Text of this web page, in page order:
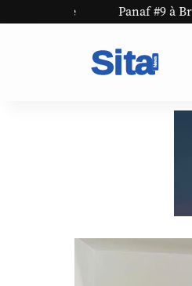
Panaf #9 à Bruxelles et